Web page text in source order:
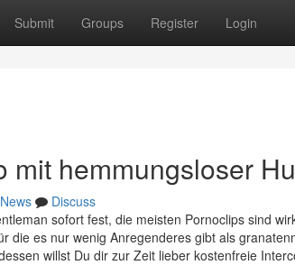
Submit Groups Register Login
mit hemmungsloser
News
Discuss
sofort fest, die meisten Pornoclips sind
die es nur wenig Anregenderes gibt als
willst Du dir zur Zeit lieber kostenfreie